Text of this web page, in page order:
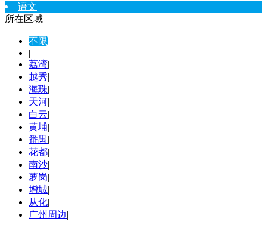
语文
所在区域
不限
|
荔湾|
越秀|
海珠|
天河|
白云|
黄埔|
番禺|
花都|
南沙|
萝岗|
增城|
从化|
广州周边|